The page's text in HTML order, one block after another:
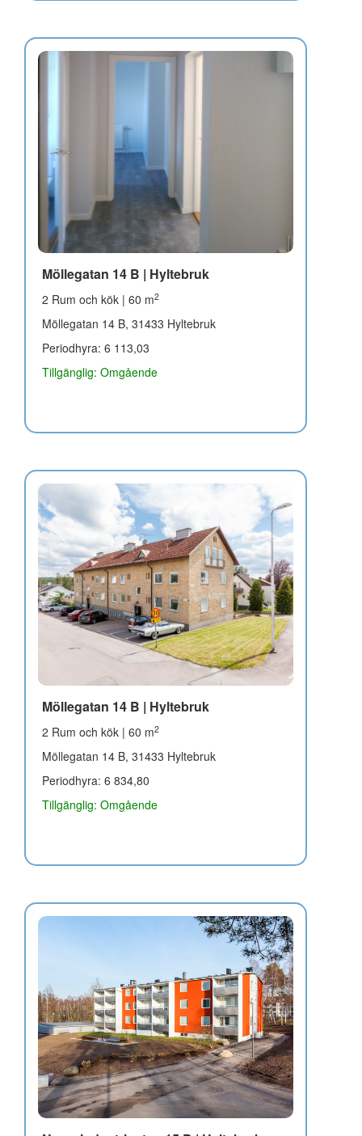
Möllegatan 14 B | Hyltebruk
2 Rum och kök | 60 m2
Möllegatan 14 B, 31433 Hyltebruk
Periodhyra: 6 113,03
Tillgänglig: Omgående
Möllegatan 14 B | Hyltebruk
2 Rum och kök | 60 m2
Möllegatan 14 B, 31433 Hyltebruk
Periodhyra: 6 834,80
Tillgänglig: Omgående